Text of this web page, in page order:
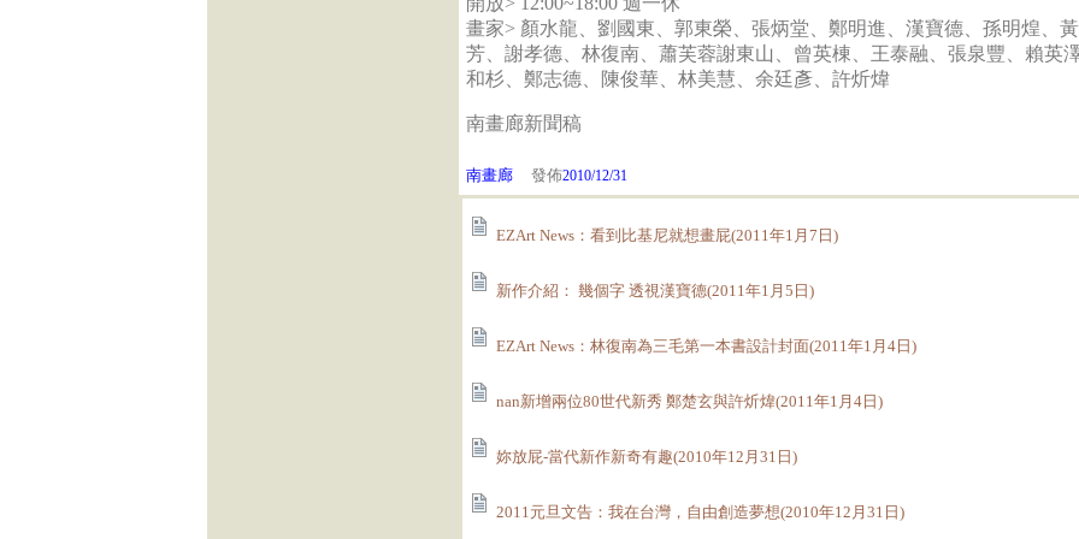
畫家> 顏水龍、劉國東、郭東榮、張炳堂、鄭明進、漢寶德、孫明煌、
芳、謝孝德、林復南、蕭芙蓉謝東山、曾英棟、王泰融、張泉豐、賴英
和杉、鄭志德、陳俊華、林美慧、余廷彥、許炘煒
南畫廊新聞稿
南畫廊 發佈2010/12/31
EZArt News：看到比基尼就想畫屁(2011年1月7日)
新作介紹： 幾個字 透視漢寶德(2011年1月5日)
EZArt News：林復南為三毛第一本書設計封面(2011年1月4日)
nan新增兩位80世代新秀 鄭楚玄與許炘煒(2011年1月4日)
妳放屁-當代新作新奇有趣(2010年12月31日)
2011元旦文告：我在台灣，自由創造夢想(2010年12月31日)